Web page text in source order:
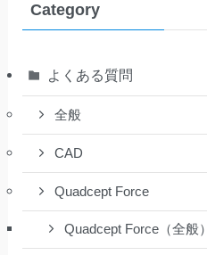
Category
よくある質問
全般
CAD
Quadcept Force
Quadcept Force（全般）